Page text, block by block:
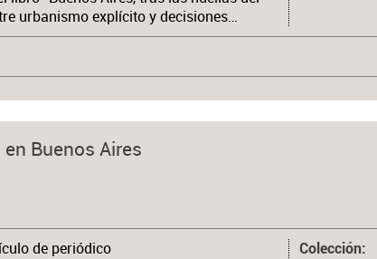
urbanismo explícito y decisiones…
Buenos Aires
de periódico Colección